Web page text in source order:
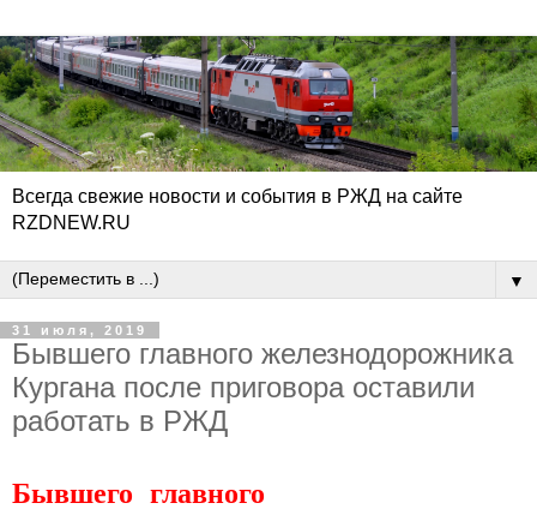
Всегда свежие новости и события в РЖД на сайте
RZDNEW.RU
▼
31 июля, 2019
Бывшего главного железнодорожника
Кургана после приговора оставили
работать в РЖД
Бывшего главного